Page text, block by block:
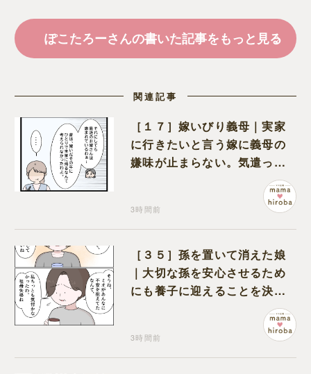
ぽこたろーさんの書いた記事をもっと見る
関連記事
［１７］嫁いびり義母｜実家
に行きたいと言う嫁に義母の
嫌味が止まらない。気遣って
3時間前
［３５］孫を置いて消えた娘
｜大切な孫を安心させるため
にも養子に迎えることを決心
3時間前